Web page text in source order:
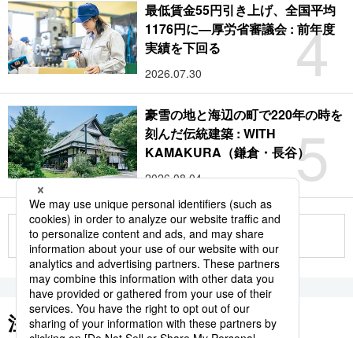
4
最低賃金55円引き上げ、全国平均
1176円に―厚労省審議会 : 前年度
実績を下回る
2026.07.30
5
豪雪の地と海辺の町で220年の時を
刻んだ伝統建築 : WITH
KAMAKURA（鎌倉・長谷）
2026.08.04
もっと見る
注目のキーワード